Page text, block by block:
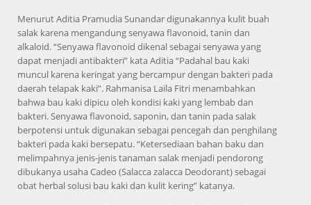
Menurut Aditia Pramudia Sunandar digunakannya kulit buah
salak karena mengandung senyawa flavonoid, tanin dan
alkaloid. “Senyawa flavonoid dikenal sebagai senyawa yang
dapat menjadi antibakteri” kata Aditia “Padahal bau kaki
muncul karena keringat yang bercampur dengan bakteri pada
daerah telapak kaki”. Rahmanisa Laila Fitri menambahkan
bahwa bau kaki dipicu oleh kondisi kaki yang lembab dan
bakteri. Senyawa flavonoid, saponin, dan tanin pada salak
berpotensi untuk digunakan sebagai pencegah dan penghilang
bakteri pada kaki bersepatu. “Ketersediaan bahan baku dan
melimpahnya jenis-jenis tanaman salak menjadi pendorong
dibukanya usaha Cadeo (Salacca zalacca Deodorant) sebagai
obat herbal solusi bau kaki dan kulit kering” katanya.